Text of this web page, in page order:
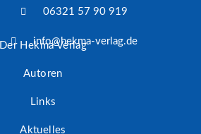
06321 57 90 919
info@hekma-verlag.de
Der Hekma Verlag
Autoren
Links
Aktuelles